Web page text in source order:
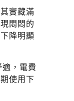
實藏滿
悶悶的
降明顯
，電費
使用下